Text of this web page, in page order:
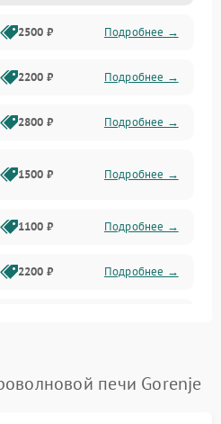
2500 ₽ Подробнее →
2200 ₽ Подробнее →
2800 ₽ Подробнее →
1500 ₽ Подробнее →
1100 ₽ Подробнее →
2200 ₽ Подробнее →
Подробнее →
печи Gorenje